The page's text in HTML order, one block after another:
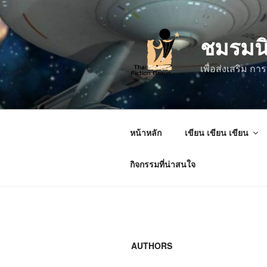
ข้าม
ไป
ยัง
บทความ
ชมรม
เพื่อส่งเสริม ก
หน้าหลัก เขียน เขียน เขียน
กิจกรรมที่น่าสนใจ
AUTHORS